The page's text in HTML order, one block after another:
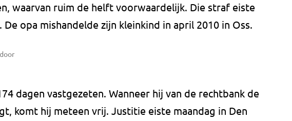
waarvan ruim de helft voorwaardelijk. Die straf eiste
opa mishandelde zijn kleinkind in april 2010 in Oss.
dagen vastgezeten. Wanneer hij van de rechtbank de
komt hij meteen vrij. Justitie eiste maandag in Den